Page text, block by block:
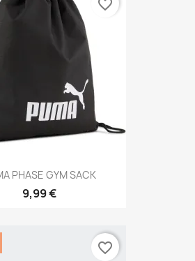
PHASE GYM SACK
9,99 €
favorite_border
favorite_border